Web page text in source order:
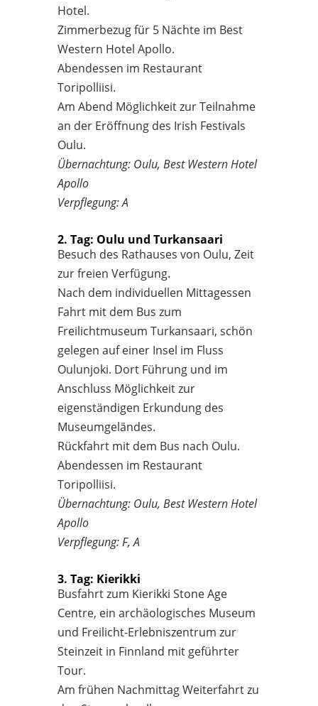
Hotel.
Zimmerbezug für 5 Nächte im Best
Western Hotel Apollo.
Abendessen im Restaurant
Toripolliisi.
Am Abend Möglichkeit zur Teilnahme
an der Eröffnung des Irish Festivals
Oulu.
Übernachtung: Oulu, Best Western Hotel
Apollo
Verpflegung: A
2. Tag: Oulu und Turkansaari
Besuch des Rathauses von Oulu, Zeit
zur freien Verfügung.
Nach dem individuellen Mittagessen
Fahrt mit dem Bus zum
Freilichtmuseum Turkansaari, schön
gelegen auf einer Insel im Fluss
Oulunjoki. Dort Führung und im
Anschluss Möglichkeit zur
eigenständigen Erkundung des
Museumgeländes.
Rückfahrt mit dem Bus nach Oulu.
Abendessen im Restaurant
Toripolliisi.
Übernachtung: Oulu, Best Western Hotel
Apollo
Verpflegung: F, A
3. Tag: Kierikki
Busfahrt zum Kierikki Stone Age
Centre, ein archäologisches Museum
und Freilicht-Erlebniszentrum zur
Steinzeit in Finnland mit geführter
Tour.
Am frühen Nachmittag Weiterfahrt zu